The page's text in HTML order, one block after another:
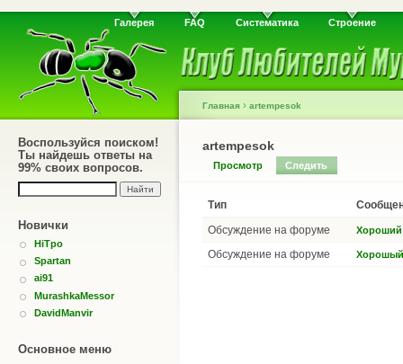
Галерея FAQ Систематика Строение
Воспользуйся поиском!
Ты найдешь ответы на
99% своих вопросов.
Новички
HiTpo
Spartan
ai91
MurashkaMessor
DavidManvir
Основное меню
Главная › artempesok
artempesok
Просмотр Следить
Тип
Обсуждение на форуме
Хороший
Обсуждение на форуме Хорошый